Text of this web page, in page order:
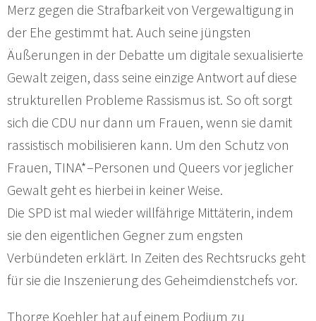
Merz gegen die Strafbarkeit von Vergewaltigung in
der Ehe gestimmt hat. Auch seine jüngsten
Äußerungen in der Debatte um digitale sexualisierte
Gewalt zeigen, dass seine einzige Antwort auf diese
strukturellen Probleme Rassismus ist. So oft sorgt
sich die CDU nur dann um Frauen, wenn sie damit
rassistisch mobilisieren kann. Um den Schutz von
Frauen, TINA*–Personen und Queers vor jeglicher
Gewalt geht es hierbei in keiner Weise.
Die SPD ist mal wieder willfährige Mittäterin, indem
sie den eigentlichen Gegner zum engsten
Verbündeten erklärt. In Zeiten des Rechtsrucks geht
für sie die Inszenierung des Geheimdienstchefs vor.
Thorge Koehler hat auf einem Podium zu